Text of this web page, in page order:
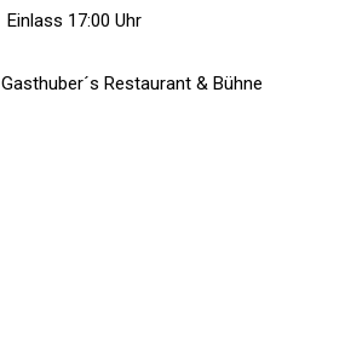
Einlass 17:00 Uhr
Gasthuber´s Restaurant & Bühne